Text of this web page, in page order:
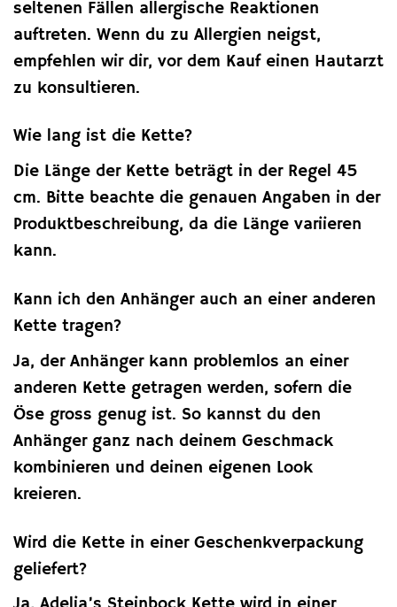
seltenen Fällen allergische Reaktionen
auftreten. Wenn du zu Allergien neigst,
empfehlen wir dir, vor dem Kauf einen Hautarzt
zu konsultieren.
Wie lang ist die Kette?
Die Länge der Kette beträgt in der Regel 45
cm. Bitte beachte die genauen Angaben in der
Produktbeschreibung, da die Länge variieren
kann.
Kann ich den Anhänger auch an einer anderen
Kette tragen?
Ja, der Anhänger kann problemlos an einer
anderen Kette getragen werden, sofern die
Öse gross genug ist. So kannst du den
Anhänger ganz nach deinem Geschmack
kombinieren und deinen eigenen Look
kreieren.
Wird die Kette in einer Geschenkverpackung
geliefert?